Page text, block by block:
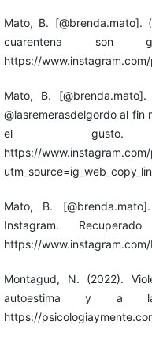
Mato, B.
cuarentena son
https://
Mato, B.
@lasremerasdelgordo al fin
el gusto.
https://
Mato, B.
Instagram.
https://
Montagud, N. (2022).
autoestima y a la
https://